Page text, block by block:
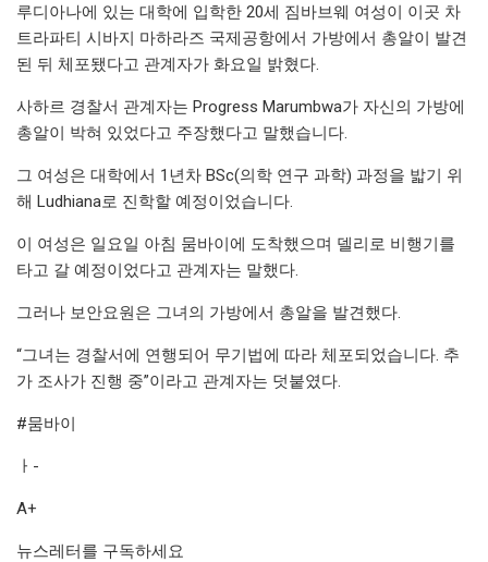
루디아나에 있는 대학에 입학한 20세 짐바브웨 여성이 이곳 차
트라파티 시바지 마하라즈 국제공항에서 가방에서 총알이 발견
된 뒤 체포됐다고 관계자가 화요일 밝혔다.
사하르 경찰서 관계자는 Progress Marumbwa가 자신의 가방에
총알이 박혀 있었다고 주장했다고 ​​말했습니다.
그 여성은 대학에서 1년차 BSc(의학 연구 과학) 과정을 밟기 위
해 Ludhiana로 진학할 예정이었습니다.
이 여성은 일요일 아침 뭄바이에 도착했으며 델리로 비행기를
타고 갈 예정이었다고 관계자는 말했다.
그러나 보안요원은 그녀의 가방에서 총알을 발견했다.
“그녀는 경찰서에 연행되어 무기법에 따라 체포되었습니다. 추
가 조사가 진행 중”이라고 관계자는 덧붙였다.
#뭄바이
ㅏ-
A+
뉴스레터를 구독하세요